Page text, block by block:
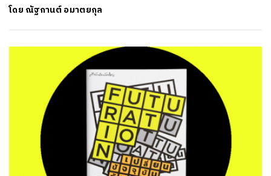
โดย ณัฐกานต์ อมาตยกุล